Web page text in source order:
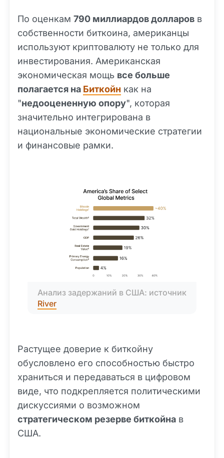
По оценкам 790 миллиардов долларов в
собственности биткоина, американцы
используют криптовалюту не только для
инвестирования. Американская
экономическая мощь все больше
полагается на Биткойн как на
"недооцененную опору", которая
значительно интегрирована в
национальные экономические стратегии
и финансовые рамки.
River
Растущее доверие к биткойну
обусловлено его способностью быстро
храниться и передаваться в цифровом
виде, что подкрепляется политическими
дискуссиями о возможном
стратегическом резерве биткойна в
США.